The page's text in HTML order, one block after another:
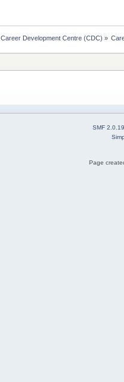
Career Development Centre (CDC) »
SMF 2.0.19
Page